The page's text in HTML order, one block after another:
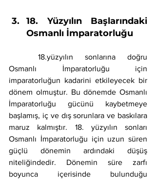
18. Yüzyılın Başlarındaki
Osmanlı İmparatorluğu
Osmanlı İmparatorluğu için
imparatorluğun kadarini etkileyecek bir
dönem olmuştur. Bu dönemde Osmanlı
İmparatorluğu gücünü kaybetmeye
başlamış, iç ve dış sorunlara ve baskılara
maruz kalmıştır. 18. yüzyılın sonları
Osmanlı İmparatorluğu için uzun süren
güçlü dönemin ardındaki düşüş
niteliğindedir. Dönemin süre zarfı
boyunca içerisinde bulunduğu